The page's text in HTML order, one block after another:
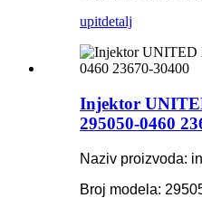
upitdetalj
Injektor
295050-0460
Naziv proizvoda:
Broj modela: